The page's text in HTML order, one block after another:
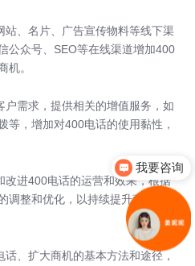
站、名片、广告宣传物料等线下渠
公众号、SEO等在线渠道增加400
机。
户需求，提供相关的增值服务，如
等，增加对400电话的使用黏性，
改进400电话的运营和效果，根据
调整和优化，以持续提升商机的扩
、扩大商机的基本方法和途径，
我要咨询